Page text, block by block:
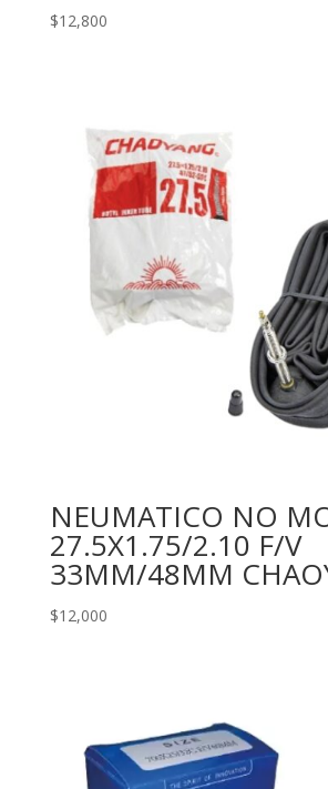
$12,800
NEUMATICO NO
27.5X1.75/2.10 F/V
33MM/48MM
$12,000